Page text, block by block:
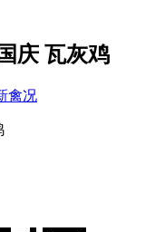
庆 瓦灰鸡
禽况